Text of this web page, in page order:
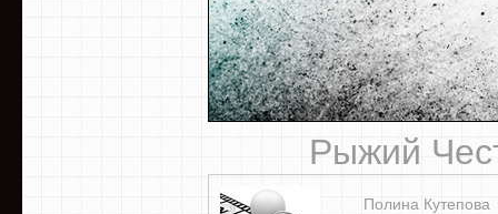
Рыжий
Полина Кутепова